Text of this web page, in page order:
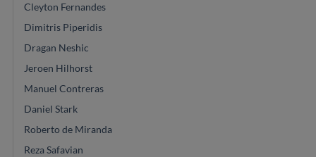
Cleyton Fernandes
Dimitris Piperidis
Dragan Neshic
Jeroen Hilhorst
Manuel Contreras
Daniel Stark
Roberto de Miranda
Reza Safavian